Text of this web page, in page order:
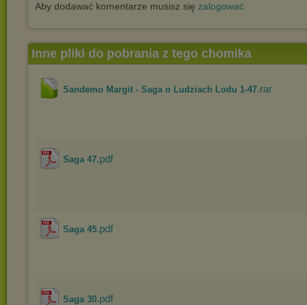
Aby dodawać komentarze musisz się zalogować
Inne pliki do pobrania z tego chomika
Sandemo Margit - Saga o Ludziach Lodu 1-47.rar
Saga 47.pdf
Saga 45.pdf
Saga 30.pdf